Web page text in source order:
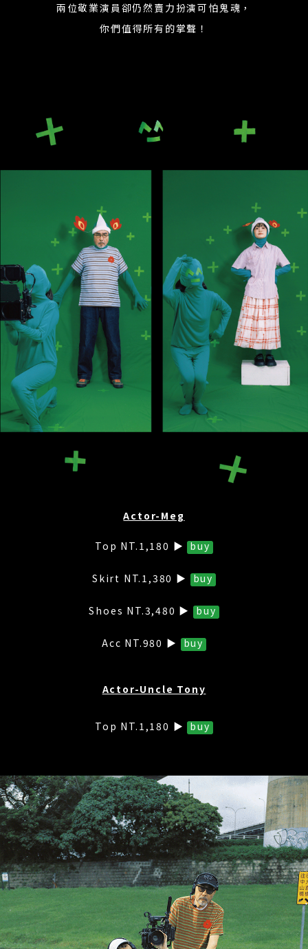
兩位敬業演員卻仍然賣力扮演可怕鬼魂，
你們值得所有的掌聲！
Actor-Meg
Top NT.1,180 ▶ buy
Skirt NT.1,380 ▶ buy
Shoes NT.3,480 ▶ buy
Acc NT.980 ▶ buy
Actor-Uncle Tony
Top NT.1,180 ▶ buy